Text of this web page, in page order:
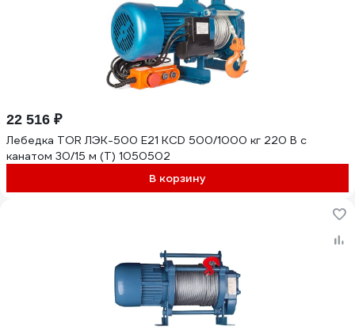
22 516 ₽
Лебедка TOR ЛЭК-500 E21 KCD 500/1000 кг 220 В с
канатом 30/15 м (T) 1050502
В корзину